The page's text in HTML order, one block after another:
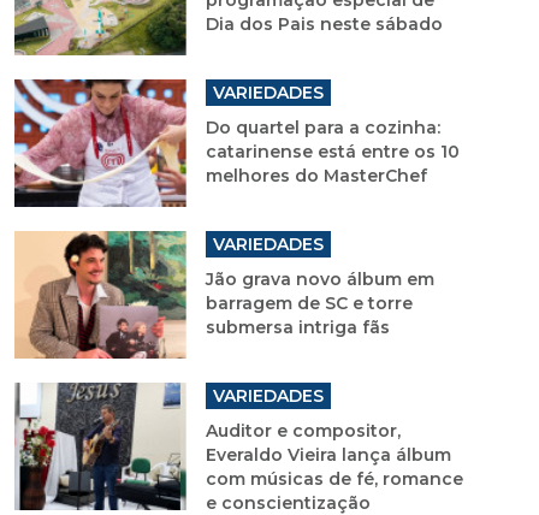
Dia dos Pais neste sábado
VARIEDADES
Do quartel para a cozinha:
catarinense está entre os 10
melhores do MasterChef
VARIEDADES
Jão grava novo álbum em
barragem de SC e torre
submersa intriga fãs
VARIEDADES
Auditor e compositor,
Everaldo Vieira lança álbum
com músicas de fé, romance
e conscientização